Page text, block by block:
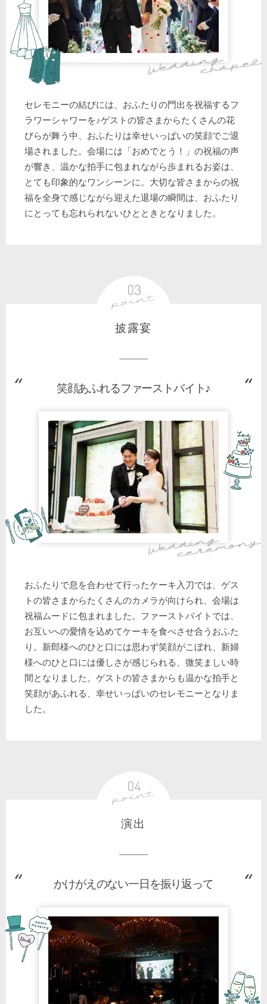
セレモニーの結びには、おふたりの門出を祝福するフ
ラワーシャワーを♪ゲストの皆さまからたくさんの花
びらが舞う中、おふたりは幸せいっぱいの笑顔でご退
場されました。会場には「おめでとう！」の祝福の声
が響き、温かな拍手に包まれながら歩まれるお姿は、
とても印象的なワンシーンに。大切な皆さまからの祝
福を全身で感じながら迎えた退場の瞬間は、おふたり
にとっても忘れられないひとときとなりました。
披露宴
笑顔あふれるファーストバイト♪
おふたりで息を合わせて行ったケーキ入刀では、ゲス
トの皆さまからたくさんのカメラが向けられ、会場は
祝福ムードに包まれました。ファーストバイトでは、
お互いへの愛情を込めてケーキを食べさせ合うおふた
り。新郎様へのひと口には思わず笑顔がこぼれ、新婦
様へのひと口には優しさが感じられる、微笑ましい時
間となりました。ゲストの皆さまからも温かな拍手と
笑顔があふれる、幸せいっぱいのセレモニーとなりま
した。
演出
かけがえのない一日を振り返って